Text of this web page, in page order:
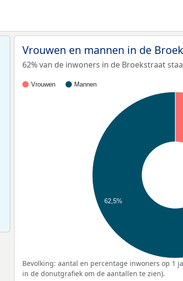
Vrouwen en mannen in de
62% van de inwoners in de Broekstraat
Vrouwen Mannen
62,5%
Bevolking: aantal en percentage inwoners op 1
in de donutgrafiek om de aantallen te zien).